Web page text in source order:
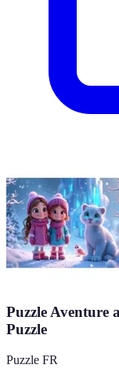
Puzzle Aventure
Puzzle
Puzzle FR